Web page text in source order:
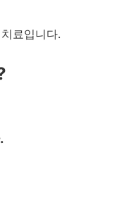
료입니다.